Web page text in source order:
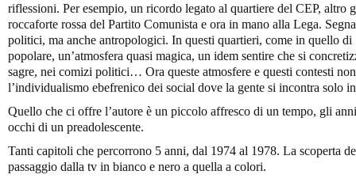
riflessioni. Per esempio, un ricordo legato al quartiere del CEP, altro
roccaforte rossa del Partito Comunista e ora in mano alla Lega.
politici, ma anche antropologici. In questi quartieri, come in quello di
popolare, un’atmosfera quasi magica, un idem sentire che si
sagre, nei comizi politici… Ora queste atmosfere e questi contesti
l’individualismo ebefrenico dei social dove la gente si incontra solo
Quello che ci offre l’autore è un piccolo affresco di un tempo, gli
occhi di un preadolescente.
Tanti capitoli che percorrono 5 anni, dal 1974 al 1978. La scoperta
passaggio dalla tv in bianco e nero a quella a colori.